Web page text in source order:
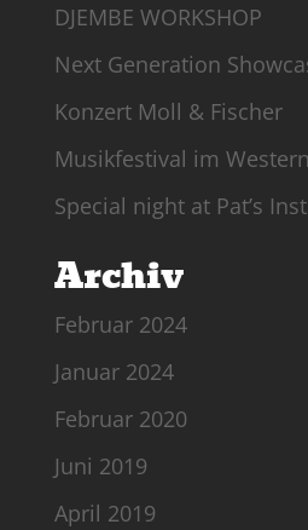
DJEMBE WORKSHOP
Next Generation
Konzert Moll & Fischer
Musikfestival im
Special night at Pat’s
Archiv
Februar 2024
Januar 2024
Februar 2020
Juni 2019
April 2019